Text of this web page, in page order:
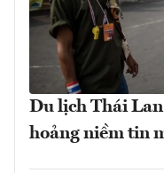
Du lịch Thái
hoảng niềm tin